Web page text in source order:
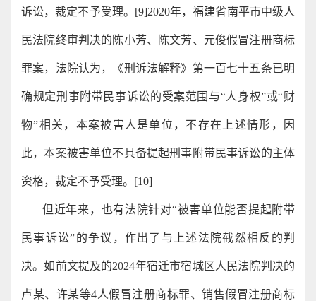
诉讼，裁定不予受理。[9]2020年，福建省南平市中级人
民法院终审判决的陈小芳、陈文芳、元俊假冒注册商标
罪案，法院认为，《刑诉法解释》第一百七十五条已明
确规定刑事附带民事诉讼的受案范围与“人身权”或“财
物”相关，本案被害人是单位，不存在上述情形，因
此，本案被害单位不具备提起刑事附带民事诉讼的主体
资格，裁定不予受理。[10]
但近年来，也有法院针对“被害单位能否提起附带
民事诉讼”的争议，作出了与上述法院截然相反的判
决。如前文提及的2024年宿迁市宿城区人民法院判决的
卢某、许某等4人假冒注册商标罪、销售假冒注册商标